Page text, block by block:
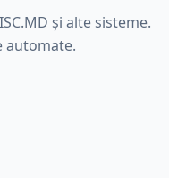
și alte sisteme.
automate.